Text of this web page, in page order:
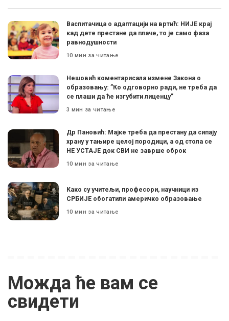
Васпитачица о адаптацији на вртић: НИЈЕ крај
кад дете престане да плаче, то је само фаза
равнодушности
10 мин за читање
Нешовић коментарисала измене Закона о
образовању: ”Ко одговорно ради, не треба да
се плаши да ће изгубити лиценцу”
3 мин за читање
Др Пановић: Мајке треба да престану да сипају
храну у тањире целој породици, а од стола се
НЕ УСТАЈЕ док СВИ не заврше оброк
10 мин за читање
Како су учитељи, професори, научници из
СРБИЈЕ обогатили америчко образовање
10 мин за читање
Можда ће вам се
свидети